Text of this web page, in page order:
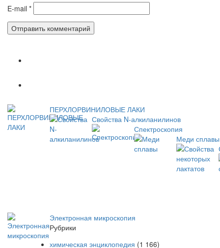
E-mail *
ПЕРХЛОРВИНИЛОВЫЕ ЛАКИ
Свойства N-алкиланилинов
Спектроскопия
Меди сплавы
Электронная микроскопия
Рубрики
химическая энциклопедия (1 166)